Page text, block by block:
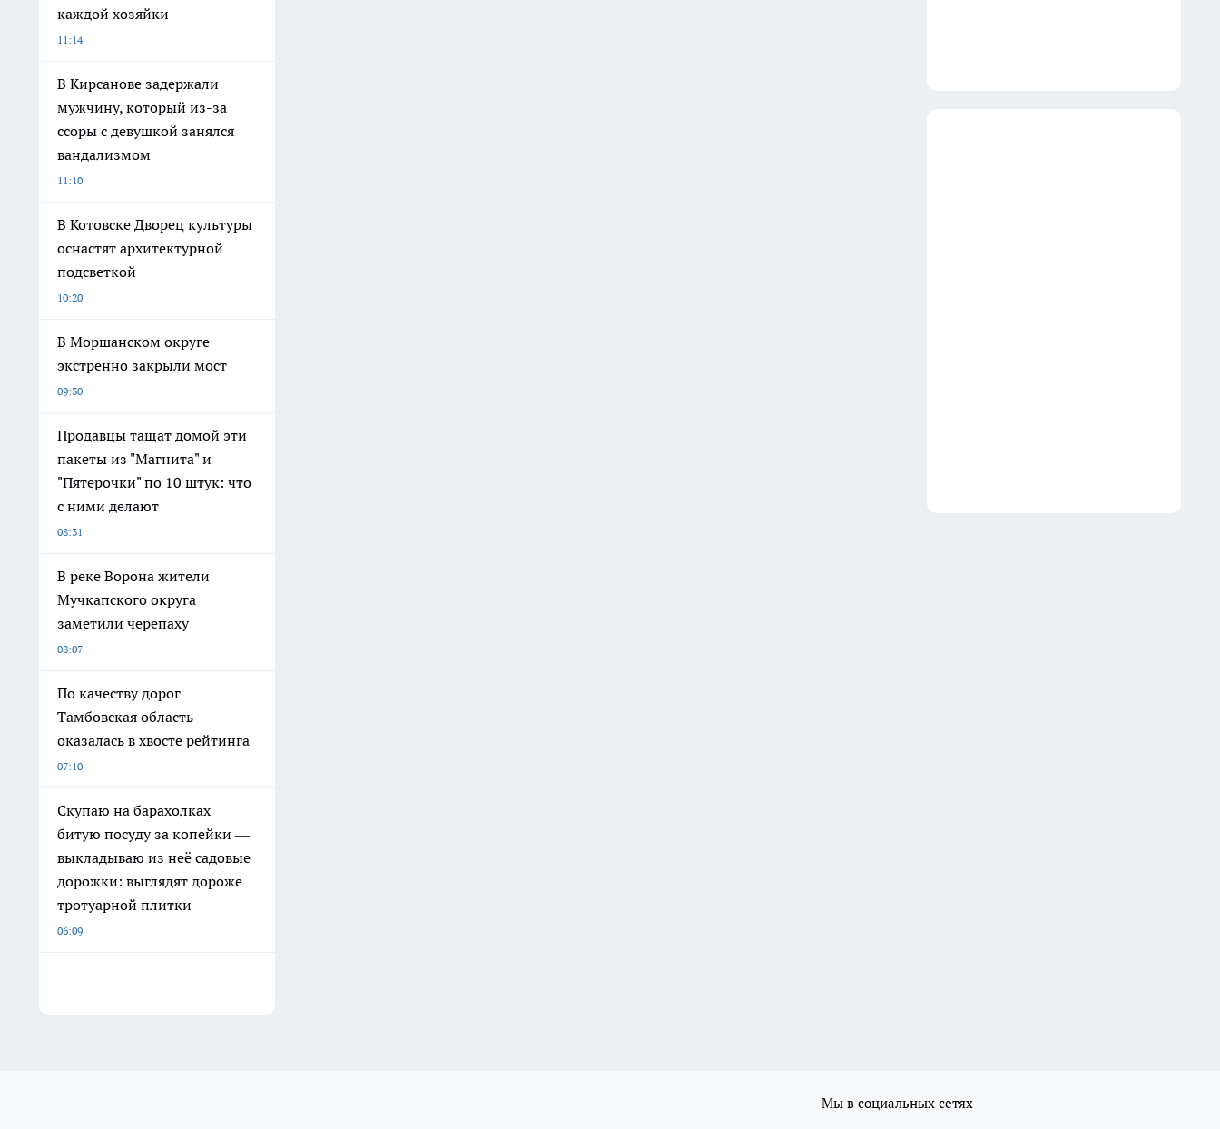
каждой хозяйки
11:14
В Кирсанове задержали
мужчину, который из-за
ссоры с девушкой занялся
вандализмом
11:10
В Котовске Дворец культуры
оснастят архитектурной
подсветкой
10:20
В Моршанском округе
экстренно закрыли мост
09:30
Продавцы тащат домой эти
пакеты из "Магнита" и
"Пятерочки" по 10 штук: что
с ними делают
08:31
В реке Ворона жители
Мучкапского округа
заметили черепаху
08:07
По качеству дорог
Тамбовская область
оказалась в хвосте рейтинга
07:10
Скупаю на барахолках
битую посуду за копейки —
выкладываю из неё садовые
дорожки: выглядят дороже
тротуарной плитки
06:09
Мы в социальных сетях